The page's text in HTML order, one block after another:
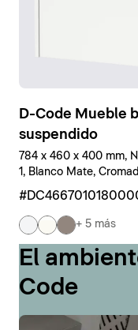
D-Code Mueble
suspendido
784 x 460 x 400 mm,
1, Blanco Mate,
+ 5 más
El
Code